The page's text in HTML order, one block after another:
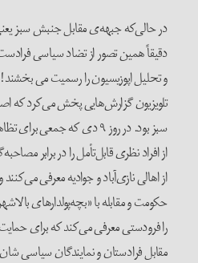
در حالی‌که جبهه‌ی مقابل جنبش سبز
دقیقاً همین تصور از تضاد سیاسی
تلویزیون گزارش‌هایی پخش می‌کرد که
سبز بود. در روز ۹ دی که جمعی
از افراد نظری قابل‌تأمل را در برابر
از اهالی نازی‌آباد و جوادیه معرفی
حکومت و مقابله با «بچه‌پولدارهای
را فرودستی معرفی می‌کند که برای
مقابل فرادستان و نمایندگان سیاسی